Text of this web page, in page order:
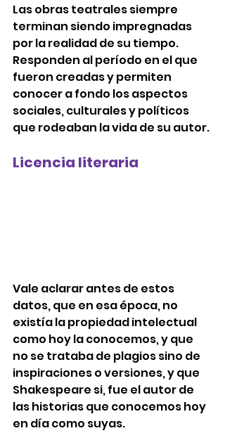
Las obras teatrales siempre
terminan siendo impregnadas
por la realidad de su tiempo.
Responden al período en el que
fueron creadas y permiten
conocer a fondo los aspectos
sociales, culturales y políticos
que rodeaban la vida de su autor.
Licencia literaria
Vale aclarar antes de estos
datos, que en esa época, no
existía la propiedad intelectual
como hoy la conocemos, y que
no se trataba de plagios sino de
inspiraciones o versiones, y que
Shakespeare si, fue el autor de
las historias que conocemos hoy
en día como suyas.